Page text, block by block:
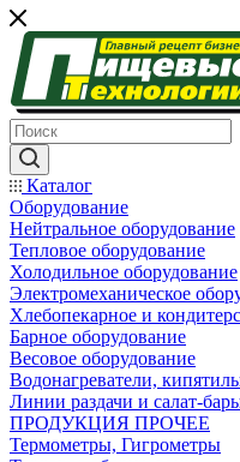
Каталог
Оборудование
Нейтральное оборудование
Тепловое оборудование
Холодильное оборудование
Электромеханическое
Хлебопекарное и
Барное оборудование
Весовое оборудование
Водонагреватели,
Линии раздачи и салат-
ПРОДУКЦИЯ ПРОЧЕЕ
Термометры, Гигрометры